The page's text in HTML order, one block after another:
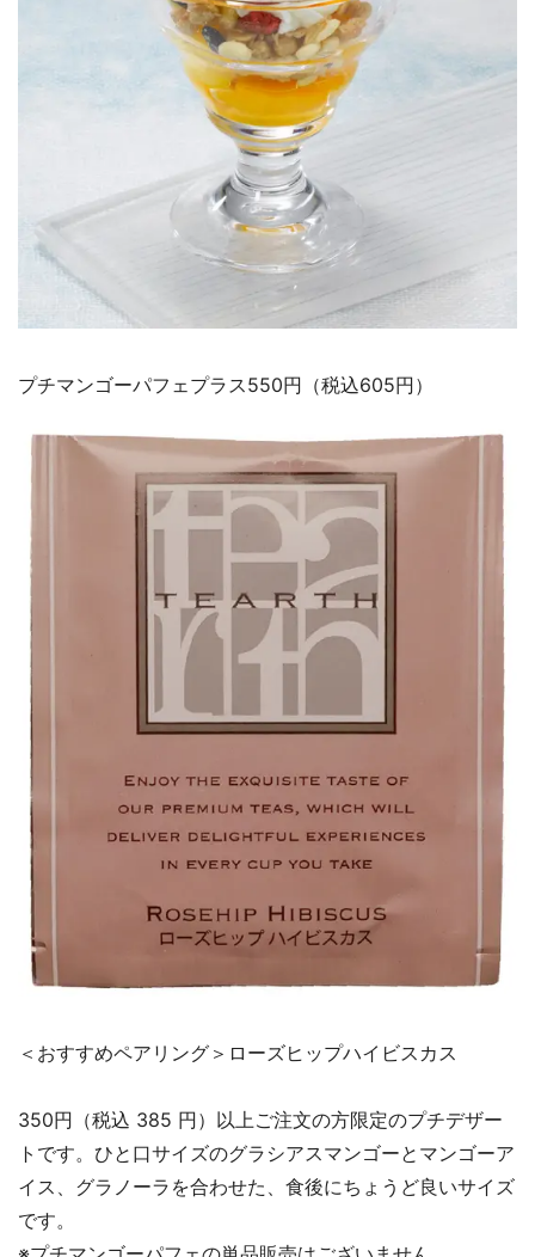
プチマンゴーパフェプラス550円（税込605円）
＜おすすめペアリング＞ローズヒップハイビスカス
350円（税込 385 円）以上ご注文の方限定のプチデザー
トです。ひと口サイズのグラシアスマンゴーとマンゴーア
イス、グラノーラを合わせた、食後にちょうど良いサイズ
です。